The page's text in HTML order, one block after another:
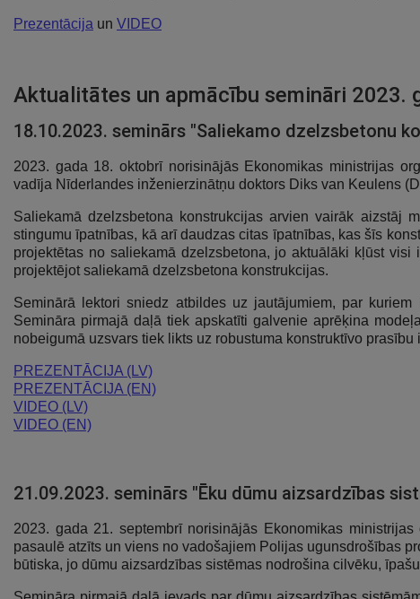
Prezentācija un VIDEO
Aktualitātes un apmācību semināri 2023.
18.10.2023. seminārs "Saliekamo dzelzsbetonu
2023. gada 18. oktobrī norisinājās Ekonomikas ministrijas
vadīja Nīderlandes inženierzinātņu doktors Diks van Keulens
Saliekamā dzelzsbetona konstrukcijas arvien vairāk aizstāj
stingumu īpatnības, kā arī daudzas citas īpatnības, kas šīs
projektētas no saliekamā dzelzsbetona, jo aktuālāki kļūst
projektējot saliekamā dzelzsbetona konstrukcijas.
Seminārā lektori sniedz atbildes uz jautājumiem, par
Semināra pirmajā daļā tiek apskatīti galvenie aprēķina
nobeigumā uzsvars tiek likts uz robustuma konstruktīvo
PREZENTĀCIJA (LV)
PREZENTĀCIJA (EN)
VIDEO (LV)
VIDEO (EN)
21.09.2023. seminārs "Ēku dūmu aizsardzības
2023. gada 21. septembrī norisinājās Ekonomikas
pasaulē atzīts un viens no vadošajiem Polijas ugunsdrošības
būtiska, jo dūmu aizsardzības sistēmas nodrošina cilvēku,